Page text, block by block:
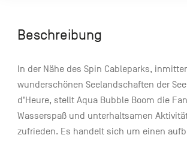
Beschreibung
In der Nähe des Spin Cableparks,
wunderschönen Seelandschaften der
d’Heure, stellt Aqua Bubble Boom die
Wasserspaß und unterhaltsamen
zufrieden. Es handelt sich um einen